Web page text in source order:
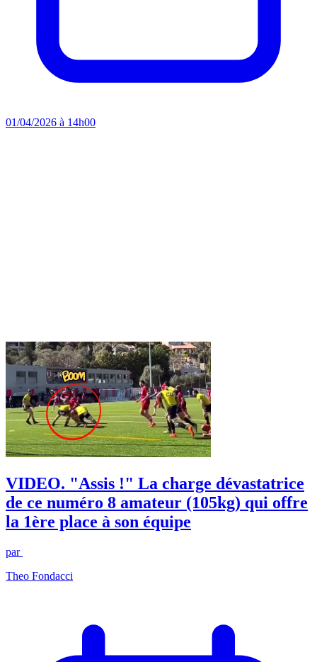
01/04/2026 à 14h00
VIDEO. "Assis !" La charge dévastatrice
de ce numéro 8 amateur (105kg) qui offre
la 1ère place à son équipe
par
Theo Fondacci